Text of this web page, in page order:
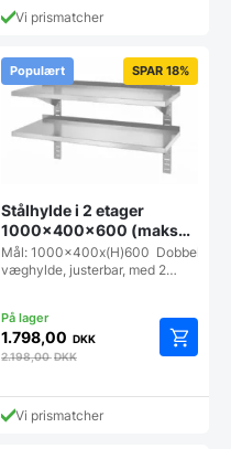
Vi prismatcher
Populært SPAR 18%
Stålhylde i 2 etager
1000x400x600 (maks
25 kg pr m2), Hendi
Mål: 1000x400x(H)600 Dobbelt
væghylde, justerbar, med 2…
1.798,00 DKK
2.198,00DKK
Vi prismatcher